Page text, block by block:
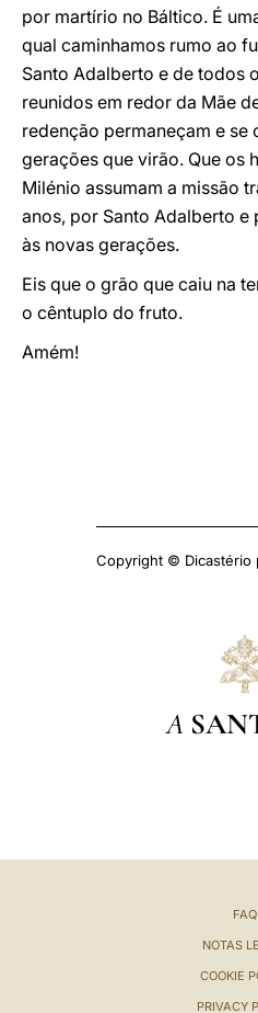
por martírio no Báltico. É
qual caminhamos rumo ao
Santo Adalberto e de todos
reunidos em redor da Mãe
redenção permaneçam e se
gerações que virão. Que os
Milénio assumam a missão
anos, por Santo Adalberto e
às novas gerações.
Eis que o grão que caiu na
o cêntuplo do fruto.
Amém!
Copyright © Dicastério
A
FAQ
NOTAS
COOKIE
PRIVACY